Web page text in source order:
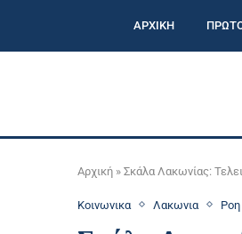
ΑΡΧΙΚΗ
Αρχική » Σκάλα Λακωνίας:
Κοινωνικα Λακωνια